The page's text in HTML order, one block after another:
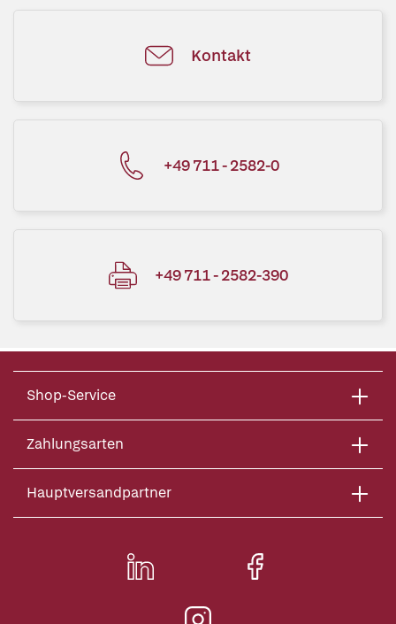
Kontakt
+49 711 - 2582-0
+49 711 - 2582-390
Shop-Service
Zahlungsarten
Hauptversandpartner